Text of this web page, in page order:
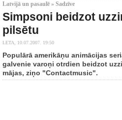
Latvijā un pasaulē » Sadzīve
Simpsoni beidzot
pilsētu
LETA, 10.07.2007. 19:50
Populārā amerikāņu animācijas
galvenie varoņi otrdien beidzot
mājas, ziņo "Contactmusic".